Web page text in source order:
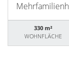
330 m²
WOHNFLÄCHE